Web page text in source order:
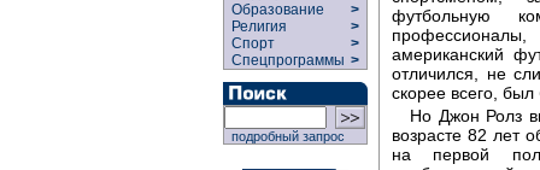
Образование
>
Религия
>
Спорт
>
Спецпрограммы >
подробный запрос
футбольную
американский
отличился, не
скорее всего,
Но Джон Ролз
возрасте 82 лет
на первой